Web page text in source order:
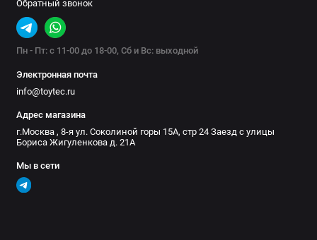
Обратный звонок
Пн - Пт: с 11-00 до 18-00, Сб и Вс: выходной
Электронная почта
info@toytec.ru
Адрес магазина
г.Москва , 8-я ул. Соколиной горы 15А, стр 24 Заезд с улицы
Бориса Жигуленкова д. 21А
Мы в сети